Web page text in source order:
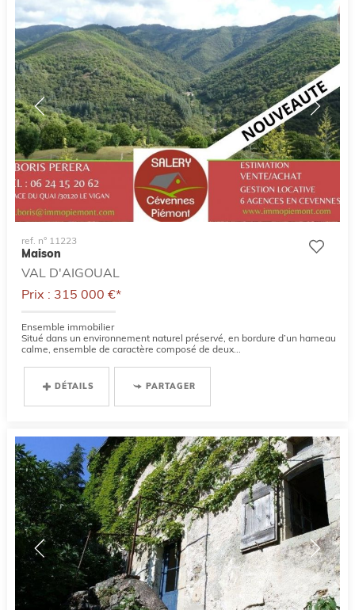
ref. n° 11223
Maison
VAL D'AIGOUAL
Prix : 315 000 €*
Ensemble immobilier
Situé dans un environnement naturel préservé, en bordure d’un hameau
calme, ensemble de caractère composé de deux...
DÉTAILS PARTAGER